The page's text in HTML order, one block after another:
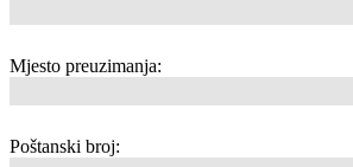
Mjesto preuzimanja:
Poštanski broj: